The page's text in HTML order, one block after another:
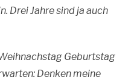
Drei Jahre sind ja auch
Geburtstag
Denken meine